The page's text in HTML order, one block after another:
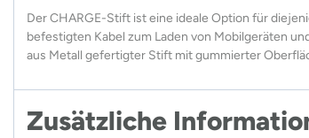
Der CHARGE-Stift ist eine ideale Option für
befestigten Kabel zum Laden von Mobilgeräten
aus Metall gefertigter Stift mit gummierter
Zusätzliche